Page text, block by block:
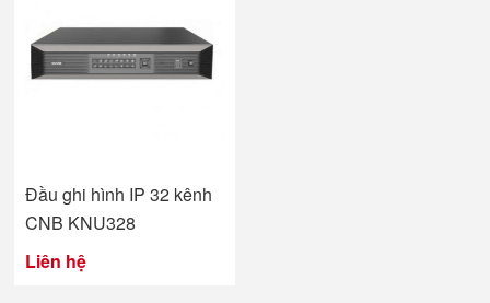
Đầu ghi hình IP 32 kênh
CNB KNU328
Liên hệ